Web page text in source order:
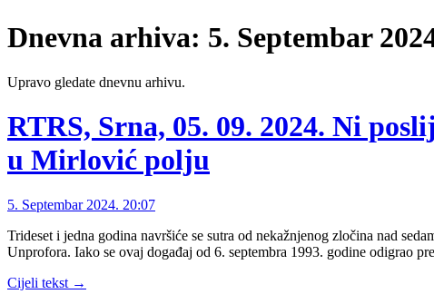
Dnevna arhiva: 5. Septembar
Upravo gledate dnevnu arhivu.
RTRS, Srna, 05. 09. 2024. Ni
u Mirlović polju
5. Septembar 2024. 20:07
Trideset i jedna godina navršiće se sutra od nekažnjenog zločina nad
Unprofora. Iako se ovaj događaj od 6. septembra 1993. godine odigrao
Cijeli tekst →